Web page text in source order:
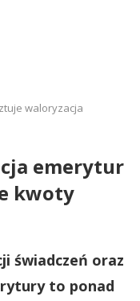
waloryzacja
emerytur
kwoty
świadczeń oraz
to ponad